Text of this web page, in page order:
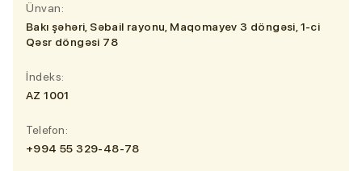
Ünvan:
Bakı şəhəri, Səbail rayonu, Maqomayev 3 döngəsi, 1-ci
Qəsr döngəsi 78
İndeks:
AZ 1001
Telefon:
+994 55 329-48-78